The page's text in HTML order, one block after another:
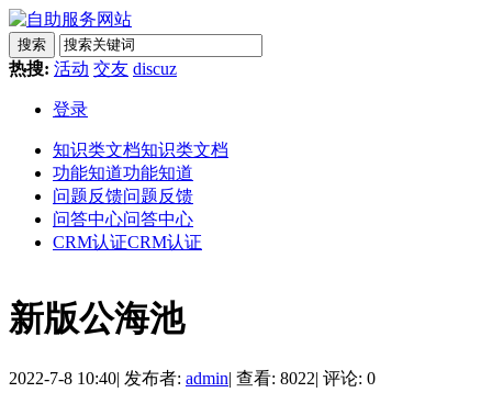
搜索
热搜: 活动 交友 discuz
登录
知识类文档知识类文档
功能知道功能知道
问题反馈问题反馈
问答中心问答中心
CRM认证CRM认证
新版公海池
2022-7-8 10:40| 发布者: admin| 查看: 8022| 评论: 0